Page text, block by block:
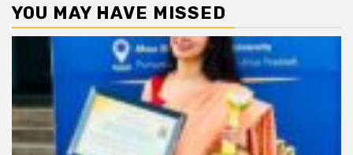
YOU MAY HAVE MISSED